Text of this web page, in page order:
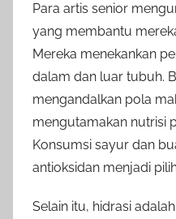
Para artis senior
yang membantu
Mereka menekankan
dalam dan luar tubuh.
mengandalkan pola
mengutamakan nutrisi
Konsumsi sayur dan
antioksidan menjadi
Selain itu, hidrasi